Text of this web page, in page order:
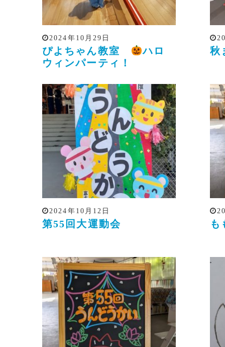
2024年10月29日
ぴよちゃん教室
ハロ
ウィンパーティ！
秋
2024年10月12日
第55回大運動会